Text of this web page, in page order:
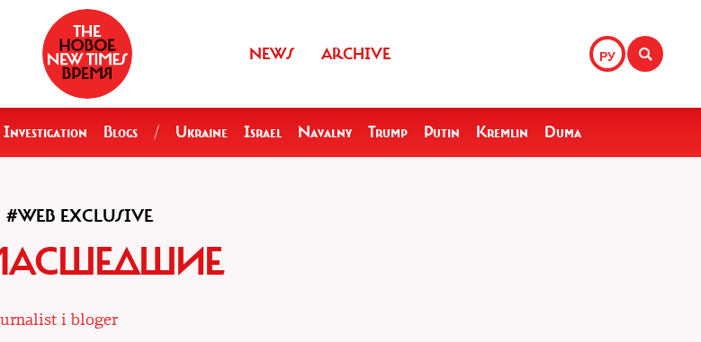
РУ
NEWS ARCHIVE
Investigation Blogs / Ukraine Israel Navalny Trump Putin Kremlin Duma
#WEB EXCLUSIVE
i bloger